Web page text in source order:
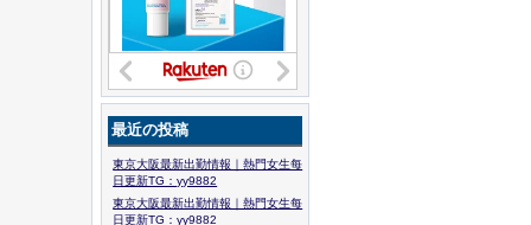
最近の投稿
東京大阪最新出勤情報｜熱門女生每
日更新TG：yy9882
東京大阪最新出勤情報｜熱門女生每
日更新TG：yy9882